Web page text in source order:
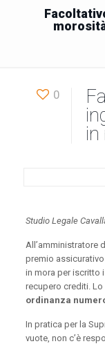
0
Studio Legale
All’amministratore
premio
in mora per iscritto
recupero crediti.
ordinanza
In pratica per la
vuote, non c’è